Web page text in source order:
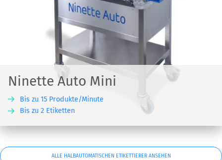
Ninette Auto Mini
Bis zu 15 Produkte/Minute
Bis zu 2 Etiketten
ALLE HALBAUTOMATISCHEN ETIKETTIERER ANSEHEN